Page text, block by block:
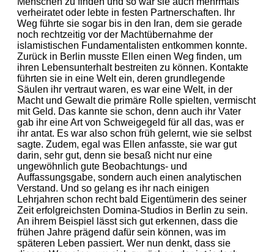
verheiratet oder lebte in festen Partnerschaften. Ihr
Weg führte sie sogar bis in den Iran, dem sie gerade
noch rechtzeitig vor der Machtübernahme der
islamistischen Fundamentalisten entkommen konnte.
Zurück in Berlin musste Ellen einen Weg finden, um
ihren Lebensunterhalt bestreiten zu können. Kontakte
führten sie in eine Welt ein, deren grundlegende
Säulen ihr vertraut waren, es war eine Welt, in der
Macht und Gewalt die primäre Rolle spielten, vermischt
mit Geld. Das kannte sie schon, denn auch ihr Vater
gab ihr eine Art von Schweigegeld für all das, was er
ihr antat. Es war also schon früh gelernt, wie sie selbst
sagte. Zudem, egal was Ellen anfasste, sie war gut
darin, sehr gut, denn sie besaß nicht nur eine
ungewöhnlich gute Beobachtungs- und
Auffassungsgabe, sondern auch einen analytischen
Verstand. Und so gelang es ihr nach einigen
Lehrjahren schon recht bald Eigentümerin des seiner
Zeit erfolgreichsten Domina-Studios in Berlin zu sein.
An ihrem Beispiel lässt sich gut erkennen, dass die
frühen Jahre prägend dafür sein können, was im
späteren Leben passiert. Wer nun denkt, dass sie